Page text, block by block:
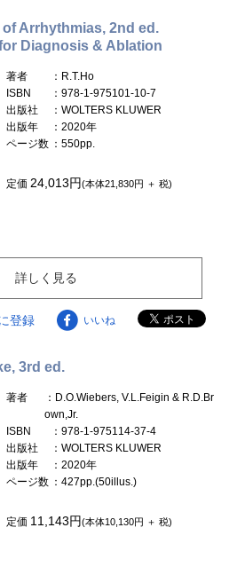
Arrhythmias, 2nd ed.
Diagnosis & Ablation
著者
：R.T.Ho
ISBN
：978-1-975101-10-7
出版社
：WOLTERS KLUWER
出版年
：2020年
ページ数 ：550pp.
定価24,013円(本体21,830円 ＋ 税)
詳しく見る
登録 いいね
3rd ed.
著者
：D.O.Wiebers, V.L.Feigin & R.D.Br
own,Jr.
ISBN
：978-1-975114-37-4
出版社
：WOLTERS KLUWER
出版年
：2020年
ページ数 ：427pp.(50illus.)
定価 11,143円(本体10,130円 ＋ 税)